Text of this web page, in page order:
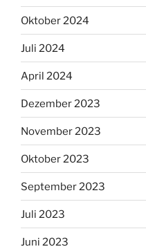
Oktober 2024
Juli 2024
April 2024
Dezember 2023
November 2023
Oktober 2023
September 2023
Juli 2023
Juni 2023